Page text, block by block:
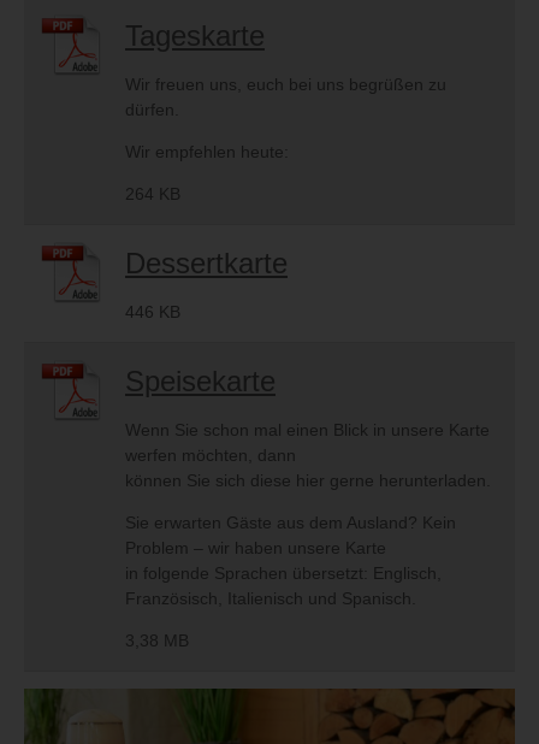
264 KB
Tageskarte
Wir freuen uns, euch bei uns begrüßen zu
dürfen.
Wir empfehlen heute:
446 KB
Dessertkarte
3,38 MB
Speisekarte
Wenn Sie schon mal einen Blick in unsere Karte
werfen möchten, dann
können Sie sich diese hier gerne herunterladen.
Sie erwarten Gäste aus dem Ausland? Kein
Problem – wir haben unsere Karte
in folgende Sprachen übersetzt: Englisch,
Französisch, Italienisch und Spanisch.